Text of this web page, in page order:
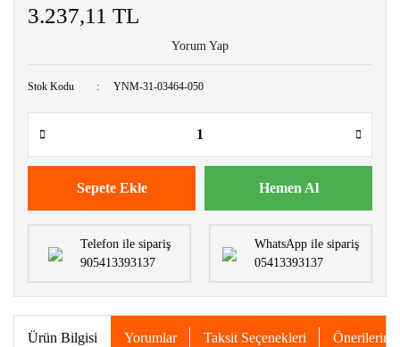
3.237,11 TL
Yorum Yap
Stok Kodu YNM-31-03464-050
Sepete Ekle Hemen Al
Telefon ile sipariş
905413393137
WhatsApp ile sipariş
05413393137
Ürün Bilgisi Yorumlar Taksit Seçenekleri Önerileriniz